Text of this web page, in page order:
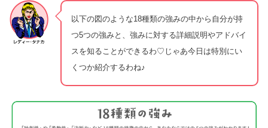
以下の図のような18種類の強みの中から自分が持
つ5つの強みと、強みに対する詳細説明やアドバイ
スを知ることができるわ♡じゃあ今日は特別にい
くつか紹介するわね♪